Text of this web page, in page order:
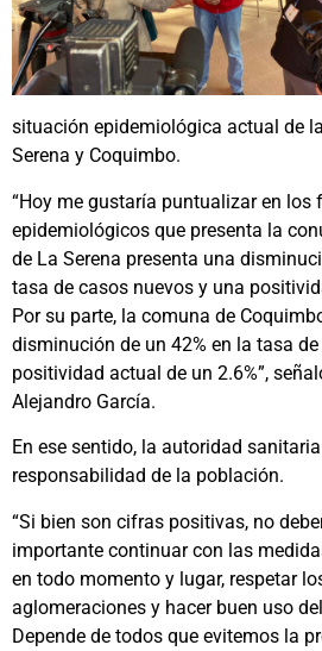
situación epidemiológica actual de
Serena y Coquimbo.
“Hoy me gustaría puntualizar en los
epidemiológicos que presenta la
de La Serena presenta una
tasa de casos nuevos y una
Por su parte, la comuna de
disminución de un 42% en la tasa
positividad actual de un 2.6%”,
Alejandro García.
En ese sentido, la autoridad
responsabilidad de la población.
“Si bien son cifras positivas, no
importante continuar con las
en todo momento y lugar, respetar
aglomeraciones y hacer buen uso
Depende de todos que evitemos la